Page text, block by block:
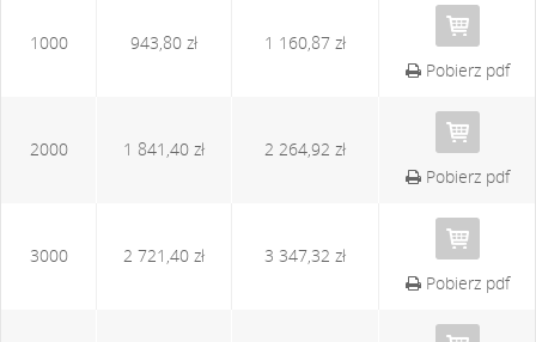
1000 943,80 zł
1 160,87 zł
Pobierz pdf
2000 1 841,40 zł
2 264,92 zł
Pobierz pdf
3000 2 721,40 zł
3 347,32 zł
Pobierz pdf